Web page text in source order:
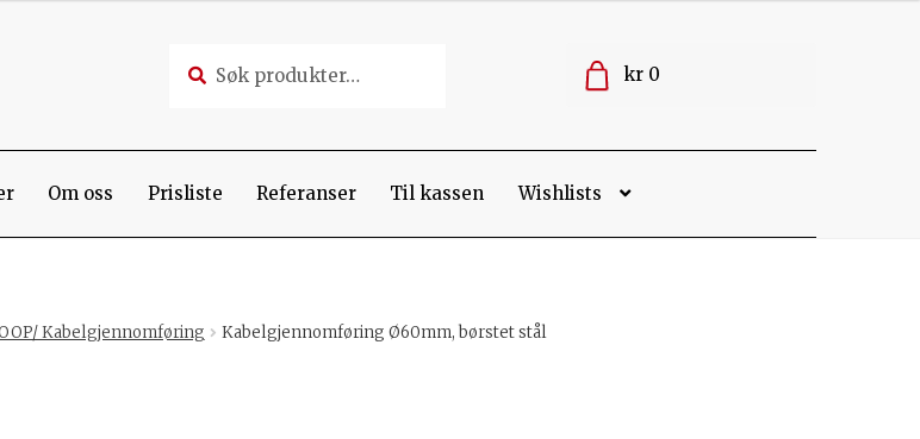
etter:
kr 0
Om oss Prisliste Referanser Til kassen Wishlists
Kabelgjennomføring Kabelgjennomføring Ø60mm, børstet stål